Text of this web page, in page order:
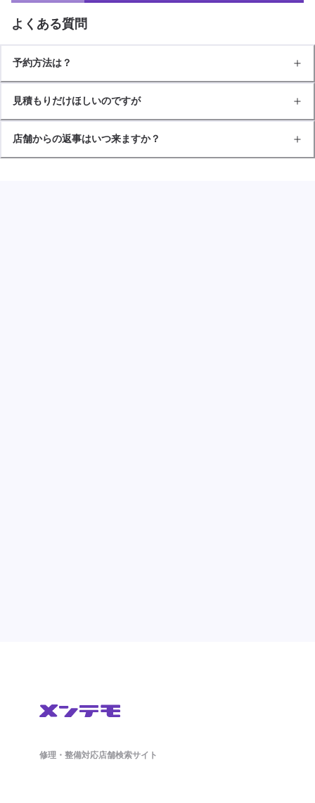
よくある質問
予約方法は？
見積もりだけほしいのですが
店舗からの返事はいつ来ますか？
修理・整備対応店舗検索サイト